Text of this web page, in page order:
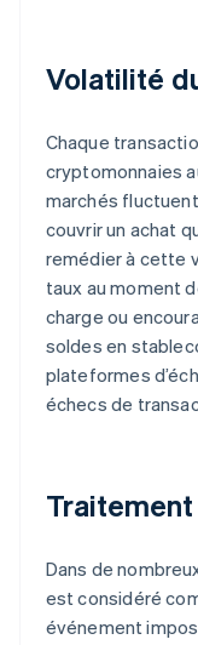
Volatilité
Chaque
cryptomonnaies
marchés
couvrir un achat
remédier à cette
taux au moment
charge ou
soldes en
plateformes
échecs de
Dans de
est considéré
événement